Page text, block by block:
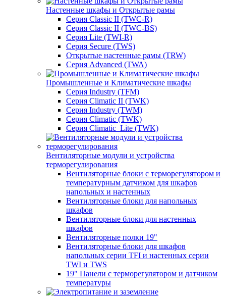
Настенные шкафы и Открытые рамы
Серия Classic II (TWC-R)
Серия Classic II (TWC-BS)
Серия Lite (TWI-R)
Серия Secure (TWS)
Открытые настенные рамы (TRW)
Серия Advanced (TWA)
Промышленные и Климатические шкафы
Серия Industry (TFM)
Серия Climatic II (TWK)
Серия Industry (TWM)
Серия Climatic (TWK)
Серия Climatic_Lite (TWK)
Вентиляторные модули и устройства
терморегулирования
Вентиляторные блоки с терморегулятором и
температурным датчиком для шкафов
напольных и настенных
Вентиляторные блоки для напольных
шкафов
Вентиляторные блоки для настенных
шкафов
Вентиляторные полки 19"
Вентиляторные блоки для шкафов
напольных серии TFI и настенных серии
TWI и TWS
19" Панели с терморегулятором и датчиком
температуры